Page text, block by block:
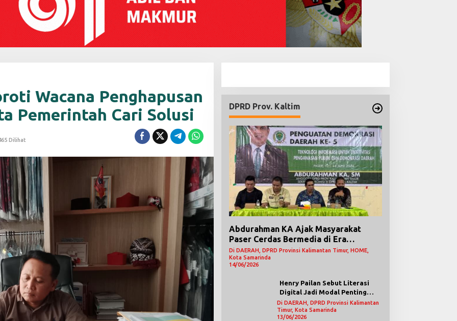
Wacana Penghapusan
Pemerintah Cari Solusi
Dilihat
DPRD Prov. Kaltim
Abdurahman KA Ajak Masyarakat
Paser Cerdas Bermedia di Era
Demokrasi Digital
Di DAERAH, DPRD Provinsi Kalimantan Timur, HOME,
Kota Samarinda
14/06/2026
Henry Pailan Sebut Literasi
Digital Jadi Modal Penting
Wujudkan Demokrasi yang
Lebih Terbuka
Di DAERAH, DPRD Provinsi Kalimantan
Timur, Kota Samarinda
13/06/2026